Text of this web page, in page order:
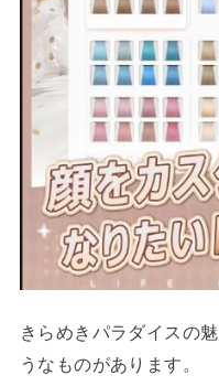
きらめきパラダイスの
うなものがあります。